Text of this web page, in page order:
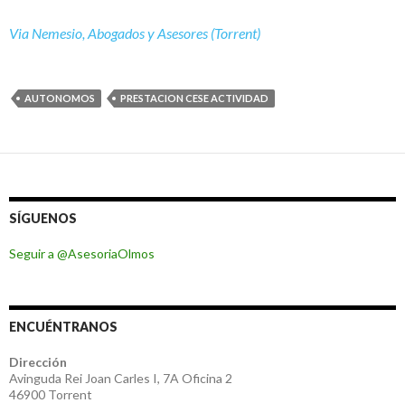
Via Nemesio, Abogados y Asesores (Torrent)
AUTONOMOS PRESTACION CESE ACTIVIDAD
SÍGUENOS
Seguir a @AsesoriaOlmos
ENCUÉNTRANOS
Dirección
Avinguda Rei Joan Carles I, 7A Oficina 2
46900 Torrent